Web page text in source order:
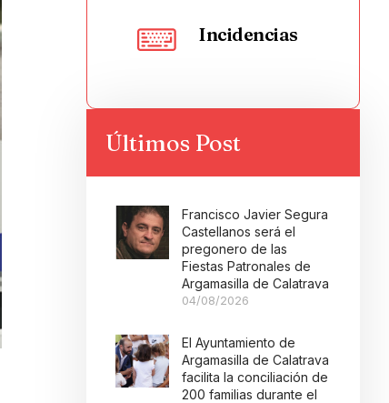
Incidencias
Últimos Post
Francisco Javier Segura
Castellanos será el
pregonero de las
Fiestas Patronales de
Argamasilla de Calatrava
04/08/2026
El Ayuntamiento de
Argamasilla de Calatrava
facilita la conciliación de
200 familias durante el